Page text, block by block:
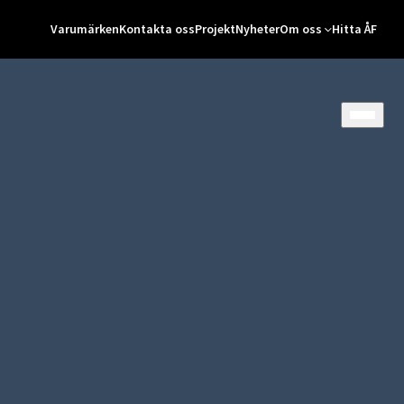
VarumärkenKontakta ossProjektNyheterOm oss Hitta ÅF